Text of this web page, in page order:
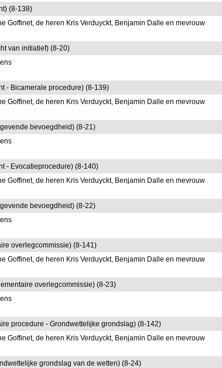
(8-138)
Goffinet, de heren Kris Verduyckt, Benjamin Dalle en mevrouw
van initiatief) (8-20)
- Bicamerale procedure) (8-139)
Goffinet, de heren Kris Verduyckt, Benjamin Dalle en mevrouw
bevoegdheid) (8-21)
- Evocatieprocedure) (8-140)
Goffinet, de heren Kris Verduyckt, Benjamin Dalle en mevrouw
bevoegdheid) (8-22)
overlegcommissie) (8-141)
Goffinet, de heren Kris Verduyckt, Benjamin Dalle en mevrouw
overlegcommissie) (8-23)
procedure - Grondwettelijke grondslag) (8-142)
Goffinet, de heren Kris Verduyckt, Benjamin Dalle en mevrouw
grondslag van de wetten) (8-24)